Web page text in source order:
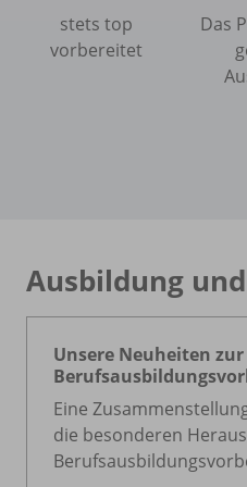
stets top
vorbereitet
Das
Ausbildung
Unsere Neuheiten zur
Eine
die besonderen